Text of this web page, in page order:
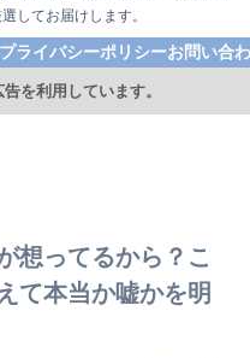
してお届けします。
プライバシーポリシーお問い合
を利用しています。
想ってるから？こ
て本当か嘘かを明